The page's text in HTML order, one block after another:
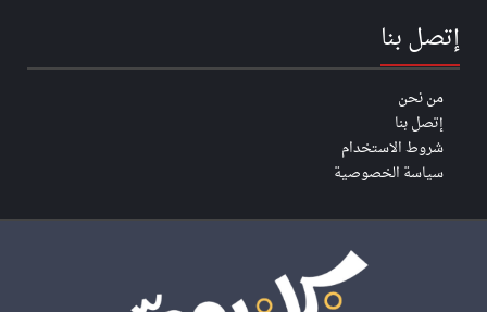
إتصل بنا
من نحن
إتصل بنا
شروط الاستخدام
سياسة الخصوصية